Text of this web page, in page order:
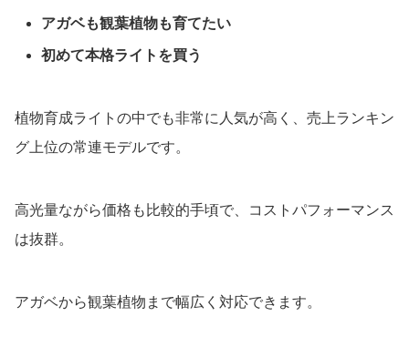
アガベも観葉植物も育てたい
初めて本格ライトを買う
植物育成ライトの中でも非常に人気が高く、売上ランキン
グ上位の常連モデルです。
高光量ながら価格も比較的手頃で、コストパフォーマンス
は抜群。
アガベから観葉植物まで幅広く対応できます。